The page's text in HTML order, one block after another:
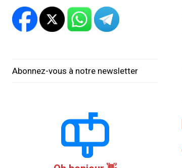
Abonnez-vous à notre newsletter